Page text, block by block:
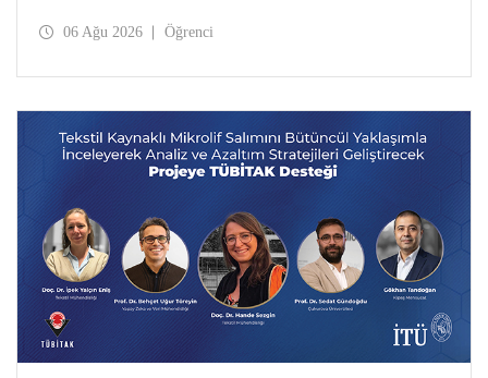
Temmuz tarihlerinde ABD’de dünyanın önde gelen
06 Ağu 2026 Öğrenci